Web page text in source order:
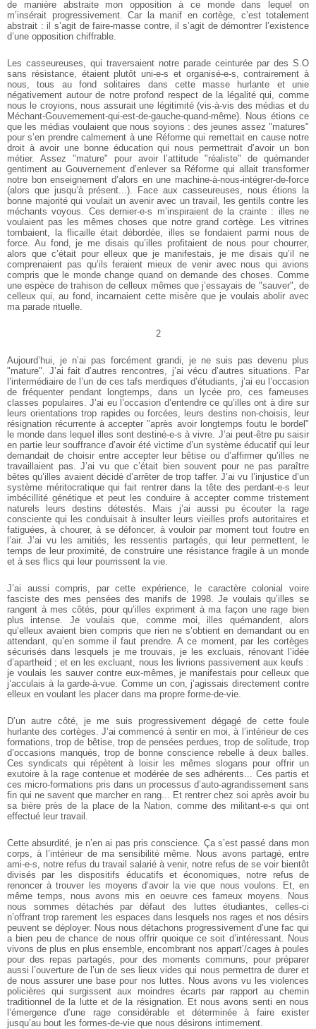
de manière abstraite mon opposition à ce monde dans lequel on
m’insérait progressivement. Car la manif en cortège, c’est totalement
abstrait : il s’agit de faire-masse contre, il s’agit de démontrer l’existence
d’une opposition chiffrable.
Les casseureuses, qui traversaient notre parade ceinturée par des S.O
sans résistance, étaient plutôt uni-e-s et organisé-e-s, contrairement à
nous, tous au fond solitaires dans cette masse hurlante et unie
négativement autour de notre profond respect de la légalité qui, comme
nous le croyions, nous assurait une légitimité (vis-à-vis des médias et du
Méchant-Gouvernement-qui-est-de-gauche-quand-même). Nous étions ce
que les médias voulaient que nous soyions : des jeunes assez "matures"
pour s’en prendre calmement à une Réforme qui remettait en cause notre
droit à avoir une bonne éducation qui nous permettrait d’avoir un bon
métier. Assez "mature" pour avoir l’attitude "réaliste" de quémander
gentiment au Gouvernement d’enlever sa Réforme qui allait transformer
notre bon enseignement d’alors en une machine-à-nous-intégrer-de-force
(alors que jusqu’à présent...). Face aux casseureuses, nous étions la
bonne majorité qui voulait un avenir avec un travail, les gentils contre les
méchants voyous. Ces dernier-e-s m’inspiraient de la crainte : illes ne
voulaient pas les mêmes choses que notre grand cortège. Les vitrines
tombaient, la flicaille était débordée, illes se fondaient parmi nous de
force. Au fond, je me disais qu’illes profitaient de nous pour chourrer,
alors que c’était pour elleux que je manifestais, je me disais qu’il ne
comprenaient pas qu’ils feraient mieux de venir avec nous qui avions
compris que le monde change quand on demande des choses. Comme
une espèce de trahison de celleux mêmes que j’essayais de "sauver", de
celleux qui, au fond, incarnaient cette misère que je voulais abolir avec
ma parade rituelle.
2
Aujourd’hui, je n’ai pas forcément grandi, je ne suis pas devenu plus
"mature". J’ai fait d’autres rencontres, j’ai vécu d’autres situations. Par
l’intermédiaire de l’un de ces tafs merdiques d’étudiants, j’ai eu l’occasion
de fréquenter pendant longtemps, dans un lycée pro, ces fameuses
classes populaires. J’ai eu l’occasion d’entendre ce qu’illes ont à dire sur
leurs orientations trop rapides ou forcées, leurs destins non-choisis, leur
résignation récurrente à accepter "après avoir longtemps foutu le bordel"
le monde dans lequel illes sont destiné-e-s à vivre. J’ai peut-être pu saisir
en partie leur souffrance d’avoir été victime d’un système éducatif qui leur
demandait de choisir entre accepter leur bêtise ou d’affirmer qu’illes ne
travaillaient pas. J’ai vu que c’était bien souvent pour ne pas paraître
bêtes qu’illes avaient décidé d’arrêter de trop taffer. J’ai vu l’injustice d’un
système méritocratique qui fait rentrer dans la tête des perdant-e-s leur
imbécillité génétique et peut les conduire à accepter comme tristement
naturels leurs destins détestés. Mais j’ai aussi pu écouter la rage
consciente qui les conduisait à insulter leurs vieilles profs autoritaires et
fatiguées, à chourer, à se défoncer, à vouloir par moment tout foutre en
l’air. J’ai vu les amitiés, les ressentis partagés, qui leur permettent, le
temps de leur proximité, de construire une résistance fragile à un monde
et à ses flics qui leur pourrissent la vie.
J’ai aussi compris, par cette expérience, le caractère colonial voire
fasciste des mes pensées des manifs de 1998. Je voulais qu’illes se
rangent à mes côtés, pour qu’illes expriment à ma façon une rage bien
plus intense. Je voulais que, comme moi, illes quémandent, alors
qu’elleux avaient bien compris que rien ne s’obtient en demandant ou en
attendant, qu’en somme il faut prendre. A ce moment, par les cortèges
sécurisés dans lesquels je me trouvais, je les excluais, rénovant l’idée
d’apartheid ; et en les excluant, nous les livrions passivement aux keufs :
je voulais les sauver contre eux-mêmes, je manifestais pour celleux que
j’acculais à la garde-à-vue. Comme un con, j’agissais directement contre
elleux en voulant les placer dans ma propre forme-de-vie.
D’un autre côté, je me suis progressivement dégagé de cette foule
hurlante des cortèges. J’ai commencé à sentir en moi, à l’intérieur de ces
formations, trop de bêtise, trop de pensées perdues, trop de solitude, trop
d’occasions manqués, trop de bonne conscience rebelle à deux balles.
Ces syndicats qui répètent à loisir les mêmes slogans pour offrir un
exutoire à la rage contenue et modérée de ses adhérents... Ces partis et
ces micro-formations pris dans un processus d’auto-agrandissement sans
fin qui ne savent que marcher en rang... Et rentrer chez soi après avoir bu
sa bière près de la place de la Nation, comme des militant-e-s qui ont
effectué leur travail.
Cette absurdité, je n’en ai pas pris conscience. Ça s’est passé dans mon
corps, à l’intérieur de ma sensibilité même. Nous avons partagé, entre
ami-e-s, notre refus du travail salarié à venir, notre refus de se voir bientôt
divisés par les dispositifs éducatifs et économiques, notre refus de
renoncer à trouver les moyens d’avoir la vie que nous voulons. Et, en
même temps, nous avons mis en oeuvre ces fameux moyens. Nous
nous sommes détachés par défaut des luttes étudiantes, celles-ci
n’offrant trop rarement les espaces dans lesquels nos rages et nos désirs
peuvent se déployer. Nous nous détachons progressivement d’une fac qui
a bien peu de chance de nous offrir quoique ce soit d’intéressant. Nous
vivons de plus en plus ensemble, encombrant nos appart’/cages à poules
pour des repas partagés, pour des moments communs, pour préparer
aussi l’ouverture de l’un de ses lieux vides qui nous permettra de durer et
de nous assurer une base pour nos luttes. Nous avons vu les violences
policières qui surgissent aux moindres écarts par rapport au chemin
traditionnel de la lutte et de la résignation. Et nous avons senti en nous
l’émergence d’une rage considérable et déterminée à faire exister
jusqu’au bout les formes-de-vie que nous désirons intimement.